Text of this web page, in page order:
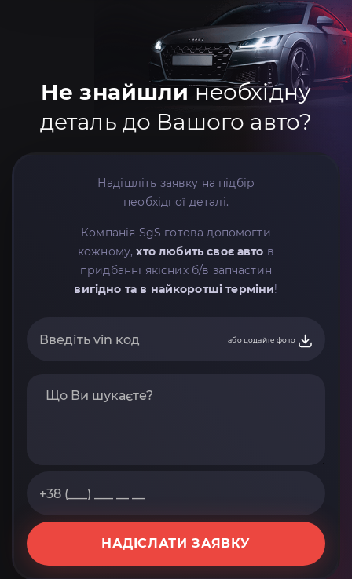
Не знайшлинеобхідну
деталь до Вашого авто?
Надішліть заявку на підбір
необхідної деталі.
Компанія SgS готова допомогти
кожному,хто любить своє авто в
придбанні якісних б/в запчастин
вигідно та в найкоротші терміни!
або додайте фото
НАДІСЛАТИ ЗАЯВКУ